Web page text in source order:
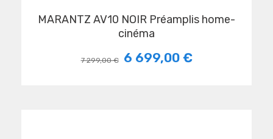
MARANTZ AV10 NOIR Préamplis home-
cinéma
7 299,00 € 6 699,00 €